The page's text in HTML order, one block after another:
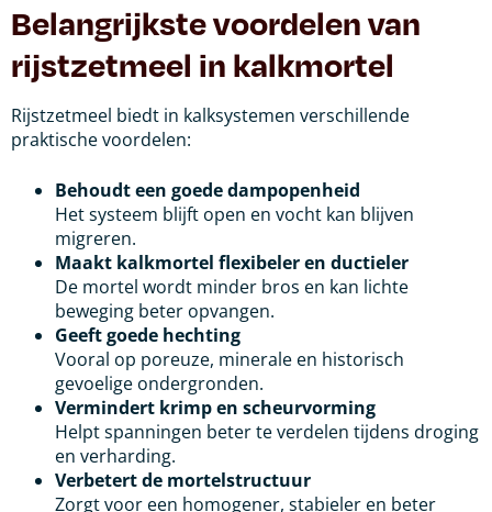
Belangrijkste voordelen van
rijstzetmeel in kalkmortel
Rijstzetmeel biedt in kalksystemen verschillende
praktische voordelen:
Behoudt een goede dampopenheid
Het systeem blijft open en vocht kan blijven
migreren.
Maakt kalkmortel flexibeler en ductieler
De mortel wordt minder bros en kan lichte
beweging beter opvangen.
Geeft goede hechting
Vooral op poreuze, minerale en historisch
gevoelige ondergronden.
Vermindert krimp en scheurvorming
Helpt spanningen beter te verdelen tijdens droging
en verharding.
Verbetert de mortelstructuur
Zorgt voor een homogener, stabieler en beter